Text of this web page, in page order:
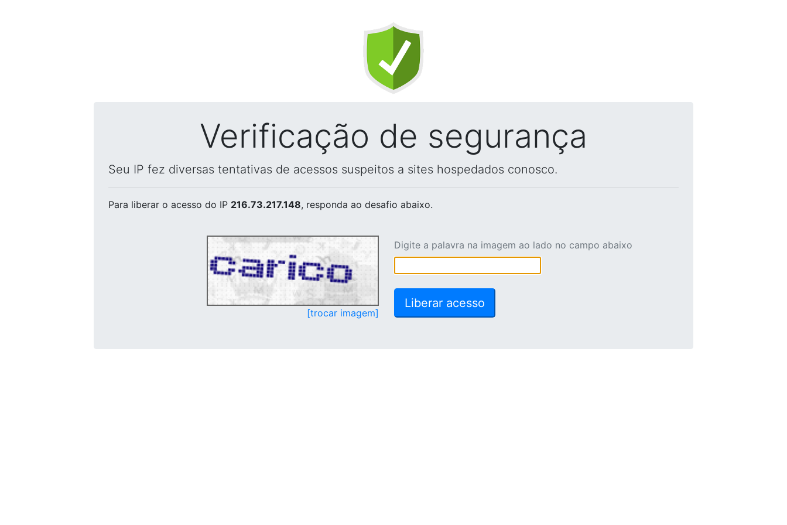
Verificação de segurança
Seu IP fez diversas tentativas de acessos suspeitos a sites hospedados conosco.
Para liberar o acesso do IP 216.73.217.148, responda ao desafio abaixo.
[trocar imagem]
Digite a palavra na imagem ao lado no campo abaixo